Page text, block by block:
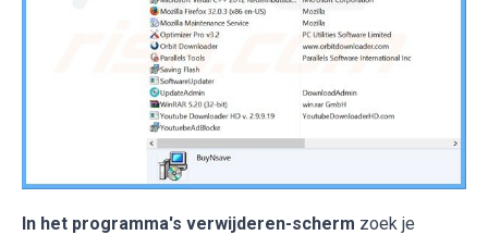
In het programma's verwijderen-scherm zoek je